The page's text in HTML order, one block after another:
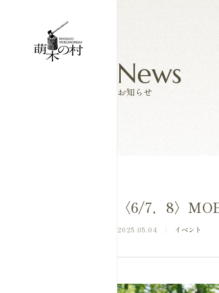
News
お知らせ
〈6/7，8〉
2025.05.04 イベント